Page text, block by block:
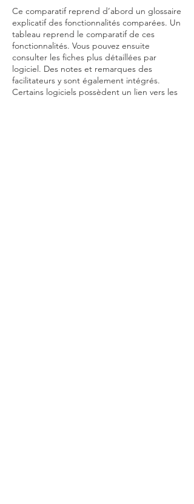
Ce comparatif reprend d’abord un glossaire
explicatif des fonctionnalités comparées. Un
tableau reprend le comparatif de ces
fonctionnalités. Vous pouvez ensuite
consulter les fiches plus détaillées par
logiciel. Des notes et remarques des
facilitateurs y sont également intégrés.
Certains logiciels possèdent un lien vers les